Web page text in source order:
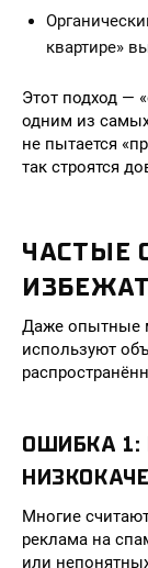
квартире»
Этот подход —
одним из
не пытается
так строятся
ЧАСТЫЕ
Даже опытные
используют
ОШИБКА
Многие
реклама на
или